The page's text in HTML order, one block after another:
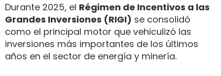
Durante 2025, el Régimen de Incentivos a las
Grandes Inversiones (RIGI) se consolidó
como el principal motor que vehiculizó las
inversiones más importantes de los últimos
años en el sector de energía y minería.